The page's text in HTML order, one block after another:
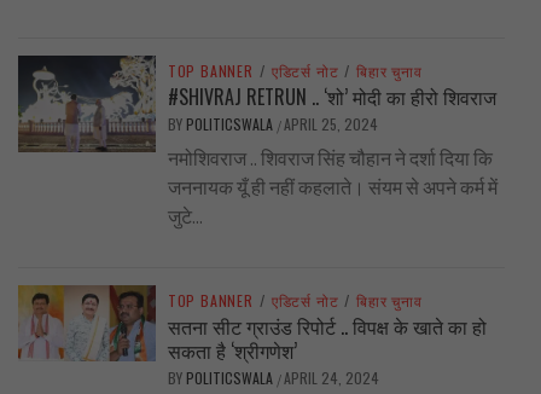
TOP BANNER / एडिटर्स नोट / बिहार चुनाव
#SHIVRAJ RETRUN .. ‘शो’ मोदी का हीरो शिवराज
BY POLITICSWALA /APRIL 25, 2024
नमोशिवराज .. शिवराज सिंह चौहान ने दर्शा दिया कि
जननायक यूँ ही नहीं कहलाते। संयम से अपने कर्म में
जुटे...
TOP BANNER / एडिटर्स नोट / बिहार चुनाव
सतना सीट ग्राउंड रिपोर्ट .. विपक्ष के खाते का हो
सकता है ‘श्रीगणेश’
BY POLITICSWALA /APRIL 24, 2024